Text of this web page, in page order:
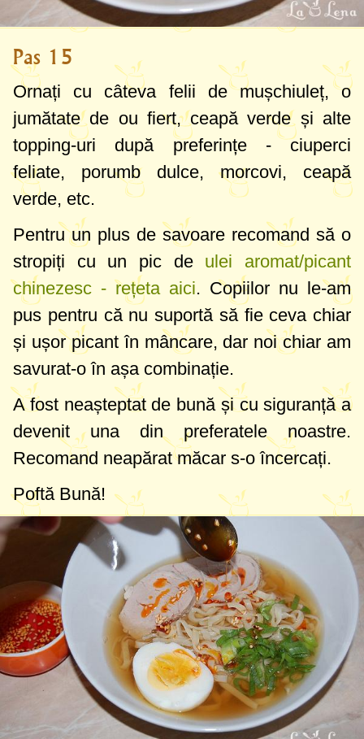
Pas 15
Ornați cu câteva felii de mușchiuleț, o
jumătate de ou fiert, ceapă verde și alte
topping-uri după preferințe - ciuperci
feliate, porumb dulce, morcovi, ceapă
verde, etc.
Pentru un plus de savoare recomand să o
stropiți cu un pic de ulei aromat/picant
chinezesc - rețeta aici. Copiilor nu le-am
pus pentru că nu suportă să fie ceva chiar
și ușor picant în mâncare, dar noi chiar am
savurat-o în așa combinație.
A fost neașteptat de bună și cu siguranță a
devenit una din preferatele noastre.
Recomand neapărat măcar s-o încercați.
Poftă Bună!